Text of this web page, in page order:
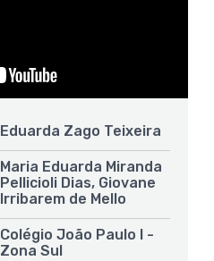
Eduarda Zago Teixeira
Maria Eduarda Miranda
Pellicioli Dias, Giovane
Irribarem de Mello
Colégio João Paulo I -
Zona Sul